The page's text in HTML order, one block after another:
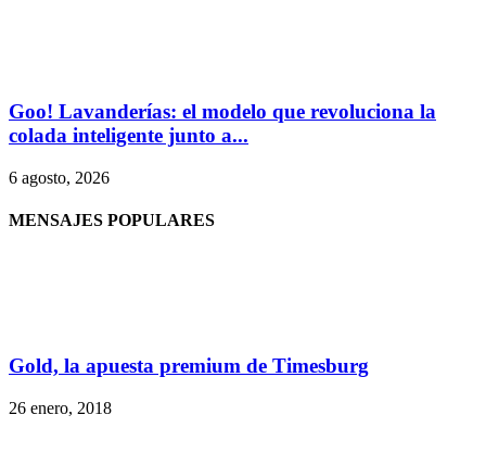
Goo! Lavanderías: el modelo que revoluciona la
colada inteligente junto a...
6 agosto, 2026
MENSAJES POPULARES
Gold, la apuesta premium de Timesburg
26 enero, 2018